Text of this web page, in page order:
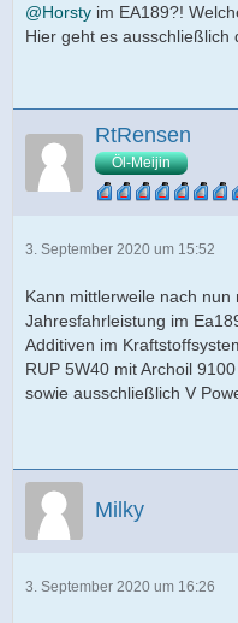
@Horsty im EA189?!
Hier geht es ausschließlich
RtRensen
Öl-Meijin
3. September 2020 um 15:52
Kann mittlerweile nach nun
Jahresfahrleistung im
Additiven im
RUP 5W40 mit Archoil
sowie ausschließlich V
Milky
3. September 2020 um 16:26